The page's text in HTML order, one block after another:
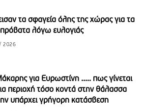
τα σφαγεία όλης της χώρας για τα
λόγω ευλογιάς
2026
για Ευρωστίνη ..... πως γίνεται
περιοχή τόσο κοντά στην θάλασσα
υπάρχει γρήγορη κατάσβεση